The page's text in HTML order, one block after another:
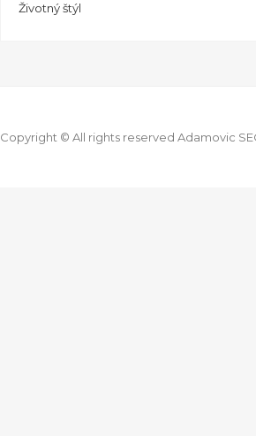
Životný štýl
Copyright © All rights reserved Adamovic